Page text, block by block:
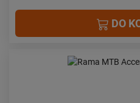
DO